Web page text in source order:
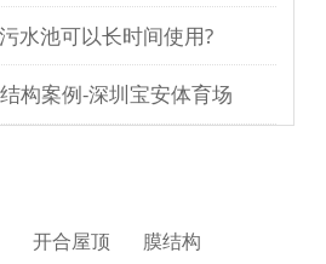
水池可以长时间使用?
构案例-深圳宝安体育场
开合屋顶 膜结构